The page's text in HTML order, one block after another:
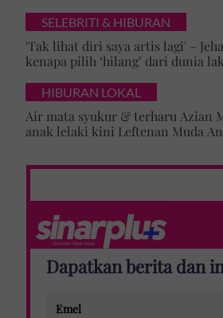
SELEBRITI & HIBURAN
'Tak lihat diri saya artis lagi' –
kenapa pilih ‘hilang’ dari dunia
HIBURAN LOKAL
Air mata syukur & terharu Azian
anak lelaki kini Leftenan Muda
Dapatkan berita dan